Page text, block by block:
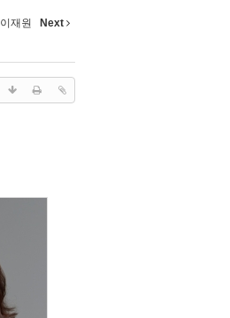
이재원 Next